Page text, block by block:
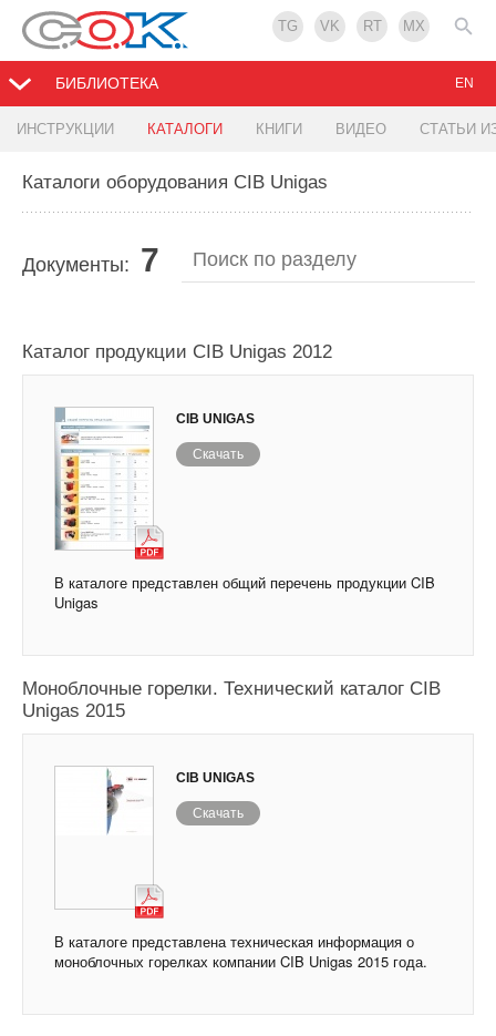
TG VK RT MX
БИБЛИОТЕКА
ИНСТРУКЦИИ КАТАЛОГИ КНИГИ ВИДЕО СТАТЬИ
EN
Каталоги оборудования CIB Unigas
Документы: 7
Каталог продукции CIB Unigas 2012
CIB UNIGAS
Скачать
В каталоге представлен общий перечень продукции CIB
Unigas
Моноблочные горелки. Технический каталог CIB
Unigas 2015
CIB UNIGAS
Скачать
В каталоге представлена техническая информация о
моноблочных горелках компании CIB Unigas 2015 года.